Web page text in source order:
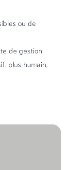
ou de
de gestion
plus humain,